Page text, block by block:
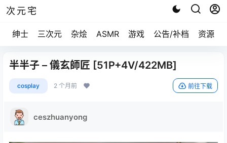
次元宅
绅士 三次元 杂烩 ASMR 游戏 公告/补档 资源求
半半子 – 儀玄師匠 [51P+4V/422MB]
cosplay 2 个月前 前往下载
ceszhuanyong